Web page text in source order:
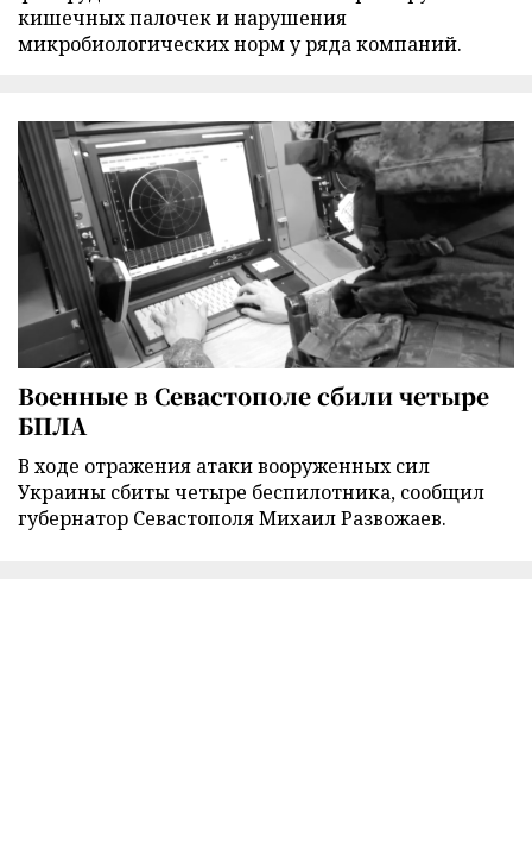
кишечных палочек и нарушения
микробиологических норм у ряда компаний.
Военные в Севастополе сбили четыре
БПЛА
В ходе отражения атаки вооруженных сил
Украины сбиты четыре беспилотника, сообщил
губернатор Севастополя Михаил Развожаев.